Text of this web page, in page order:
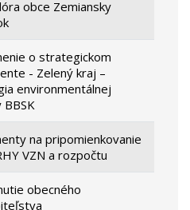
obce Zemiansky
o strategickom
- Zelený kraj –
environmentálnej
BBSK
na pripomienkovanie
VZN a rozpočtu
obecného